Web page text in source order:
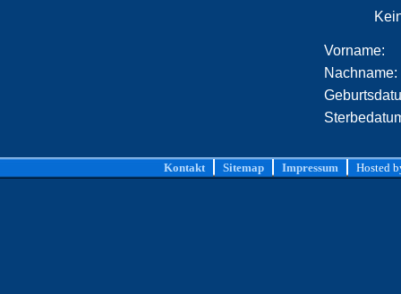
Vorname:
Nachname:
Kontakt Sitemap Impressum Hosted